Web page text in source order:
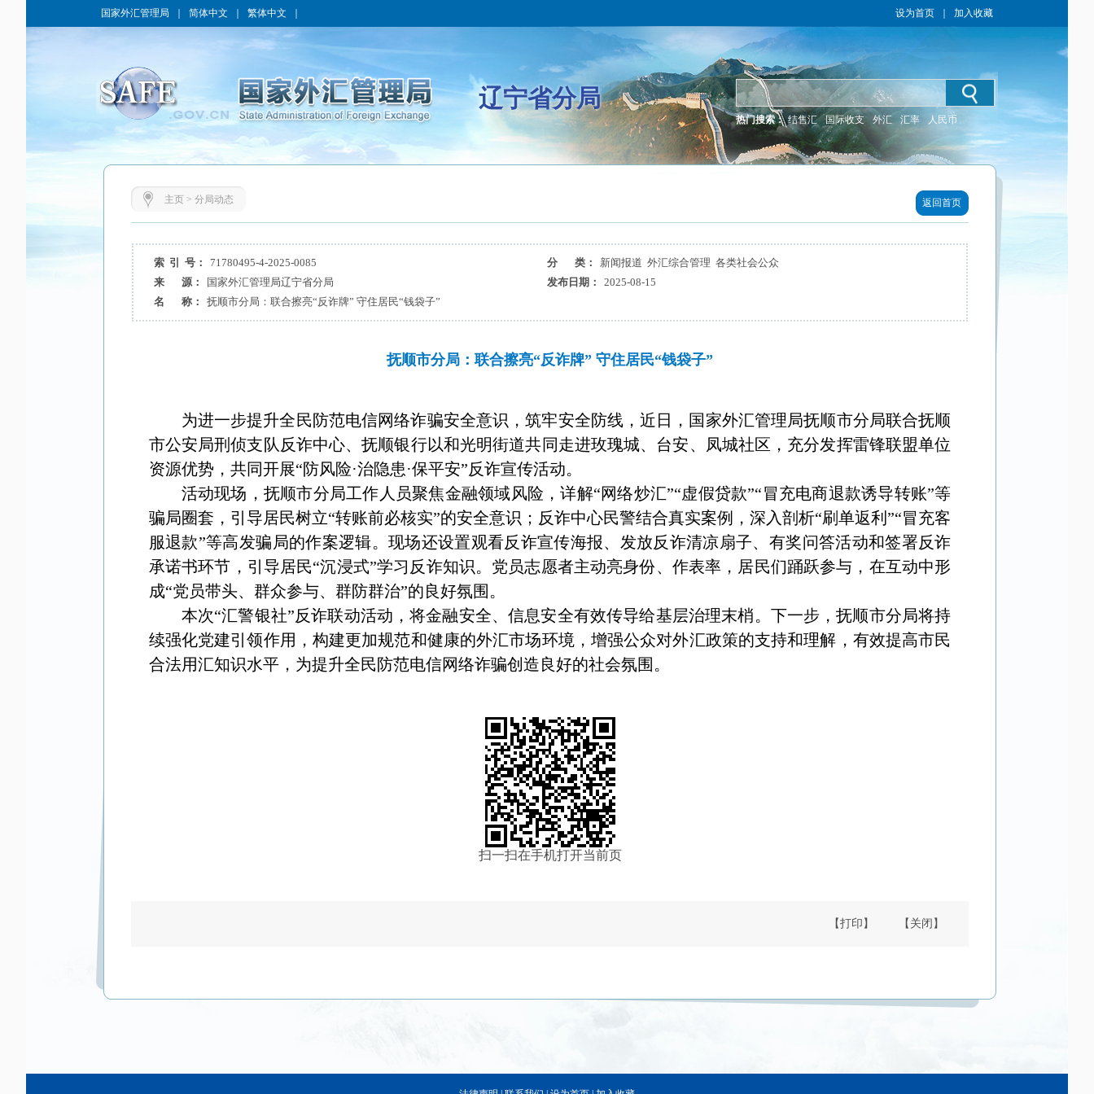
国家外汇管理局 简体中文 繁体中文 设为首页 加入收藏
辽宁省分局
热门搜索： 结售汇 国际收支 外汇 汇率 人民币
主页> 分局动态 返回首页
索 引 号： 71780495-4-2025-0085 分 类：
新闻报道 外汇综合管理 各类社会公众
来 源：
国家外汇管理局辽宁省分局 发布日期：
2025-08-15
名 称：
抚顺市分局：联合擦亮“反诈牌” 守住居民“钱袋子”
抚顺市分局：联合擦亮“反诈牌” 守住居民“钱袋子”
为进一步提升全民防范电信网络诈骗安全意识，筑牢安全防线，近日，国家外汇管理局抚顺市分局联合抚顺
市公安局刑侦支队反诈中心、抚顺银行以和光明街道共同走进玫瑰城、台安、凤城社区，充分发挥雷锋联盟单位
资源优势，共同开展“防风险·治隐患·保平安”反诈宣传活动。
活动现场，抚顺市分局工作人员聚焦金融领域风险，详解“网络炒汇”“虚假贷款”“冒充电商退款诱导转账”等
骗局圈套，引导居民树立“转账前必核实”的安全意识；反诈中心民警结合真实案例，深入剖析“刷单返利”“冒充客
服退款”等高发骗局的作案逻辑。 现场还设置观看反诈宣传海报、发放反诈清凉扇子、有奖问答活动和签署反诈
承诺书环节，引导居民“沉浸式”学习反诈知识。党员志愿者主动亮身份、作表率，居民们踊跃参与，在互动中形
成“党员带头、群众参与、群防群治”的良好氛围。
本次“汇警银社”反诈联动活动，将金融安全、信息安全有效传导给基层治理末梢。下一步，抚顺市分局将持
续强化党建引领作用， 构建更加规范和健康的外汇市场环境，增强公众对外汇政策的支持和理解 ， 有效提高市民
合法用汇知识水平，为提升全民防范电信网络诈骗创造良好的社会氛围。
扫一扫在手机打开当前页
【打印】 【关闭】